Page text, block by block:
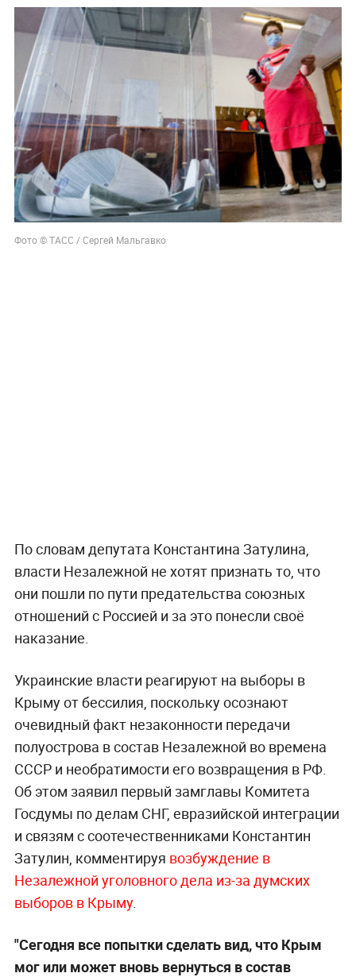
Фото © ТАСС / Сергей Мальгавко
По словам депутата Константина Затулина,
власти Незалежной не хотят признать то, что
они пошли по пути предательства союзных
отношений с Россией и за это понесли своё
наказание.
Украинские власти реагируют на выборы в
Крыму от бессилия, поскольку осознают
очевидный факт незаконности передачи
полуострова в состав Незалежной во времена
СССР и необратимости его возвращения в РФ.
Об этом заявил первый замглавы Комитета
Госдумы по делам СНГ, евразийской интеграции
и связям с соотечественниками Константин
Затулин, комментируя возбуждение в
Незалежной уголовного дела из-за думских
выборов в Крыму.
"Сегодня все попытки сделать вид, что Крым
мог или может вновь вернуться в состав